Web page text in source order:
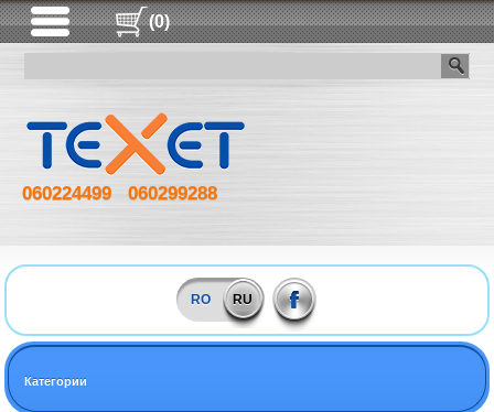
(0)
060224499 060299288
RO RU
Категории